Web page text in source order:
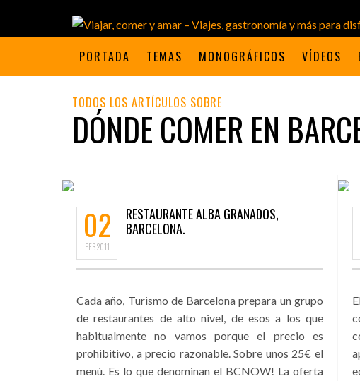
PORTADA TEMAS MONOGRÁFICOS VÍDEOS
TODOS LOS ARTÍCULOS SOBRE
DÓNDE COMER EN
02
FEB2011
RESTAURANTE ALBA GRANADOS,
BARCELONA.
Cada año, Turismo de Barcelona prepara un grupo
de restaurantes de alto nivel, de esos a los que
habitualmente no vamos porque el precio es
prohibitivo, a precio razonable. Sobre unos 25€ el
menú. Es lo que denominan el BCNOW! La oferta